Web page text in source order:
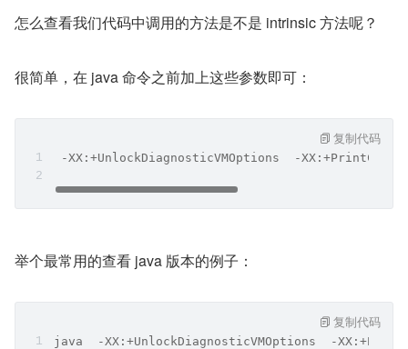
怎么查看我们代码中调用的方法是不是 intrinsic 方法呢？
很简单，在 java 命令之前加上这些参数即可：
-XX:+UnlockDiagnosticVMOptions  -
复制代码
举个最常用的查看 java 版本的例子：
java  -XX:+UnlockDiagnosticVMOptions  -
复制代码